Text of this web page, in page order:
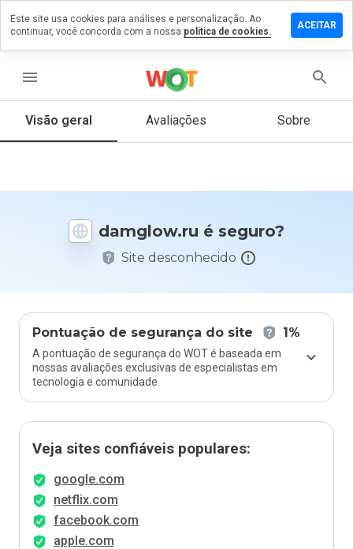
menu
Visão geral Avaliações Sobre
damglow.ru é seguro?
Site desconhecido
Pontuação de segurança do site 1%
A pontuação de segurança do WOT é baseada em
nossas avaliações exclusivas de especialistas em
tecnologia e comunidade.
Veja sites confiáveis populares:
google.com
netflix.com
facebook.com
apple.com
um
que
Este site usa cookies para análises e personalização. Ao
continuar, você concorda com a nossa política de cookies.
ACEITAR